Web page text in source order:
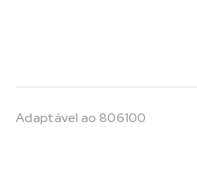
Adaptável ao 806100